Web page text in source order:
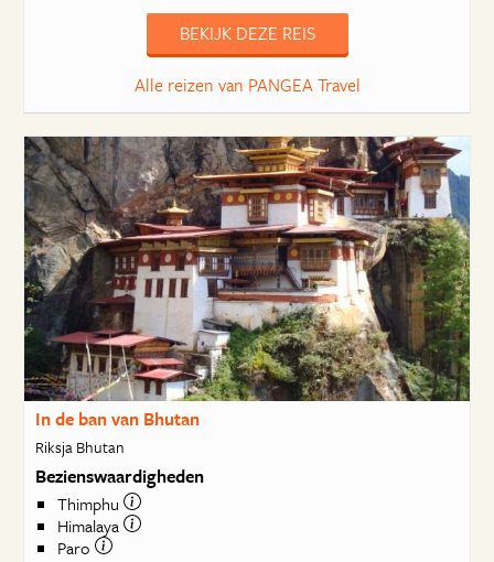
BEKIJK DEZE REIS
Alle reizen van PANGEA Travel
In de ban van Bhutan
Riksja Bhutan
Bezienswaardigheden
Thimphu
Himalaya
Paro